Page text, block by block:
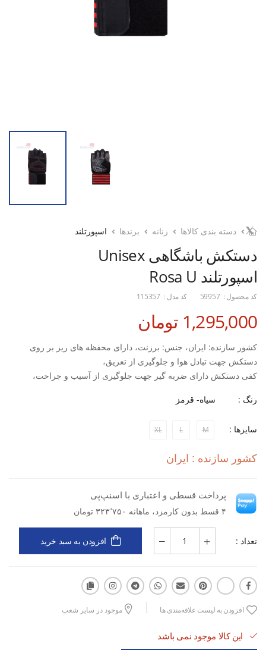
دسته بندی کالاها زنانه برندها اسپورتلند
دستکش باشگاهی Unisex
اسپورتلند Rosa U
کد محصول : 59957 کد مدل : 115357
1,295,000 تومان
کشور سازنده: ایران، جنس: برزنت، دارای محفظه های ریز بر روی
دستکش جهت تبادل هوا و جلوگیری از تعریق،
کفی دستکش دارای ضربه گیر جهت جلوگیری از آسیب و جراحت،
رنگ :
سیاه- قرمز
سایزها : M
L
XL
کشور سازنده : ایران
پرداخت قسطی و اعتباری با اسنپ‌پی
۴ قسط بدون کارمزد، ماهانه ۳۲۳٬۷۵۰ تومان
تعداد : افزودن به سبد خرید
افزودن به لیست علاقه‌مندی ها موجود در سایر شعب
این کالا موجود نمی باشد